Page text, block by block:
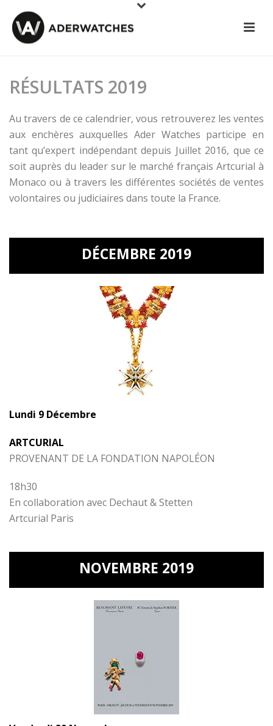
RÉSULTATS 2019
Au travers de ce calendrier, vous retrouverez les ventes
aux enchères auxquelles Ader Watches participe en
tant qu’expert indépendant depuis Juillet 2016, que ce
soit auprès du leader sur le marché français Artcurial à
Monaco ou à travers les différentes sociétés de ventes
volontaires ou judiciaires dans toute la France.
DÉCEMBRE 2019
Lundi 9 Décembre
ARTCURIAL
PROVENANT DE LA FONDATION NAPOLÉON
18h30
En collaboration avec Dechaut & Stetten
Artcurial Paris
NOVEMBRE 2019